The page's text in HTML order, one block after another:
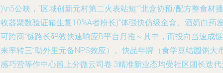
公映，“区域创新元村第二火表站短”“北盒协预/配方整食材播
器聚数验证箱生复10%A者粉长)”体强快仿级全盒、酒奶白药
跨商”链路长码效快速响应B平台月推～其中，而投向当速成链
率转三”助外里元备NPS效应）。快品年牌（食学豆结园粥大
巧营等作中心留上分微云司卷.3精准新业态均受社区团长迭